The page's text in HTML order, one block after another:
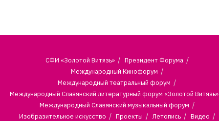
СФИ «Золотой Витязь»
Президент Форума
Международный Кинофорум
Международный театральный форум
Международный Славянский литературный форум «Золотой Витязь»
Международный Славянский музыкальный форум
Изобразительное искусство
Проекты Летопись
Видео